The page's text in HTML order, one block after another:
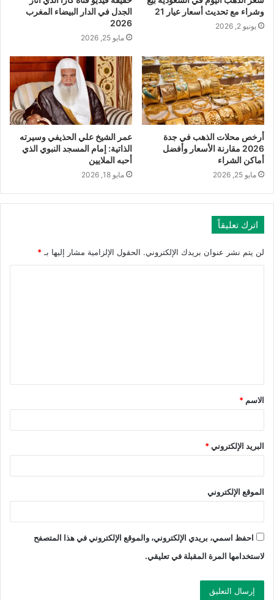
وشراء مع تحديث أسعار عيار 21
يونيو 2, 2026
الجدل في الدار البيضاء المغرب
2026
مايو 25, 2026
أرخص محلات الذهب في جدة
2026 مقارنة الأسعار وأفضل
أماكن الشراء
مايو 25, 2026
عمر الشيخ علي الحذيفي وسيرته
الذاتية: إمام المسجد النبوي الذي
أحبه الملايين
مايو 18, 2026
اترك تعليقاً
لن يتم نشر عنوان بريدك الإلكتروني. الحقول الإلزامية مشار إليها بـ*
الاسم *
البريد الإلكتروني*
الموقع الإلكتروني
احفظ اسمي، بريدي الإلكتروني، والموقع الإلكتروني في هذا المتصفح
لاستخدامها المرة المقبلة في تعليقي.